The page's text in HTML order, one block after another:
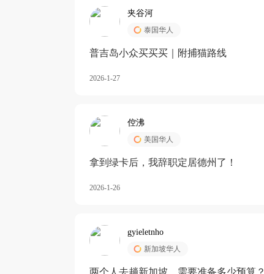
夹谷河
泰国华人
️普吉岛小众买买买｜附捕猫路线
2026-1-27
倥沸
美国华人
拿到绿卡后，我辞职定居德州了！
2026-1-26
gyieletnho
新加坡华人
两个人去趟新加坡，需要准备多少预算？